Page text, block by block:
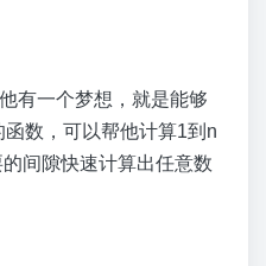
有一个梦想，就是能够
数，可以帮他计算1到n
间隙快速计算出任意数